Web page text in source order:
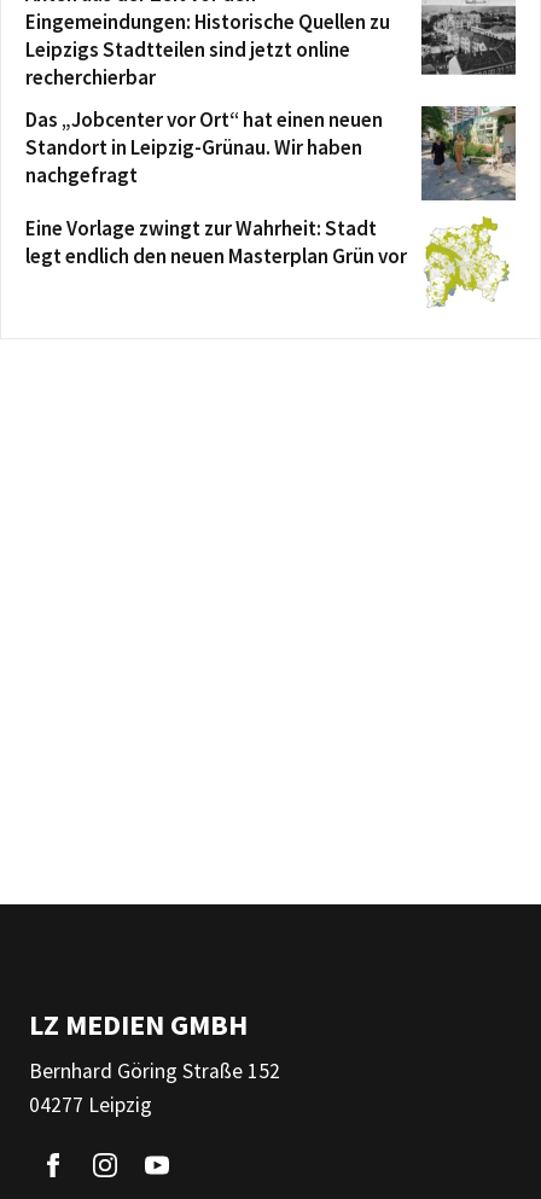
Eingemeindungen: Historische Quellen zu
Leipzigs Stadtteilen sind jetzt online
recherchierbar
Das „Jobcenter vor Ort“ hat einen neuen
Standort in Leipzig-Grünau. Wir haben
nachgefragt
Eine Vorlage zwingt zur Wahrheit: Stadt
legt endlich den neuen Masterplan Grün vor
LZ MEDIEN GMBH
Bernhard Göring Straße 152
04277 Leipzig